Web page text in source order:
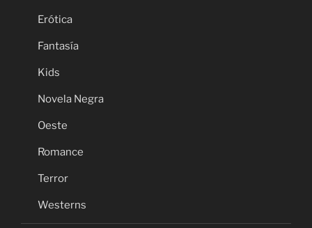
Erótica
Fantasía
Kids
Novela Negra
Oeste
Romance
Terror
Westerns